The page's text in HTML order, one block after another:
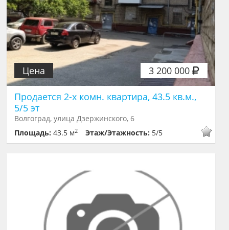
3 200 000
Цена
Продается 2-х комн. квартира, 43.5 кв.м.,
5/5 эт
Волгоград, улица Дзержинского, 6
Площадь:43.5 м2 Этаж/Этажность: 5/5